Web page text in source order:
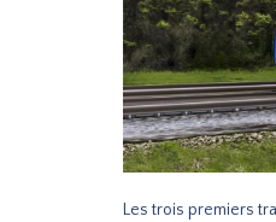
Les trois premiers